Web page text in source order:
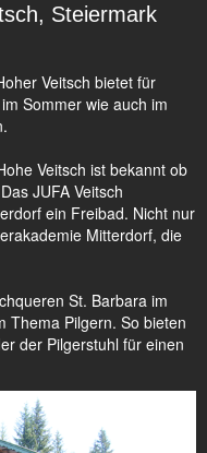
Steiermark
Veitsch bietet für
Sommer wie auch im
Veitsch ist bekannt ob
JUFA Veitsch
ein Freibad. Nicht nur
Mitterdorf, die
St. Barbara im
Thema Pilgern. So bieten
der Pilgerstuhl für einen